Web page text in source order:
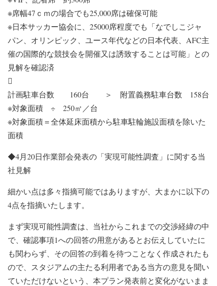
※席幅47ｃｍの場合でも25,000席は確保可能
※日本サッカー協会に、25000席程度でも「なでしこジャ
パン、オリンピック、ユース年代などの日本代表、AFC主
催の国際的な競技会を開催又は誘致することは可能」との
見解を確認済

計画駐車台数 160台 ＞ 附置義務駐車台数 158台
※対象面積 ÷ 250㎡／台
※対象面積＝全体延床面積から駐車駐輪施設面積を除いた
面積
◆4月20日作業部会発表の「実現可能性調査」に関する当
社見解
細かい点は多々指摘可能ではありますが、大まかに以下の
4点を指摘いたします。
まず実現可能性調査は、当社からこれまでの交渉経緯の中
で、確認事項1への回答の用意があるとお伝えしていたに
も関わらず、その回答の到着を待つことなく作成されたも
ので、スタジアムの主たる利用者である当方の意見を聞い
ていただけないという、本プラン発表前と変化がないまま